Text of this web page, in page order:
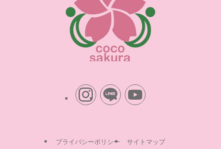
プライバシーポリシー サイトマップ